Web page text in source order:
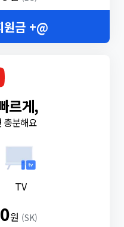
원금 +@
르게,
충분해요
TV
원 (SK)